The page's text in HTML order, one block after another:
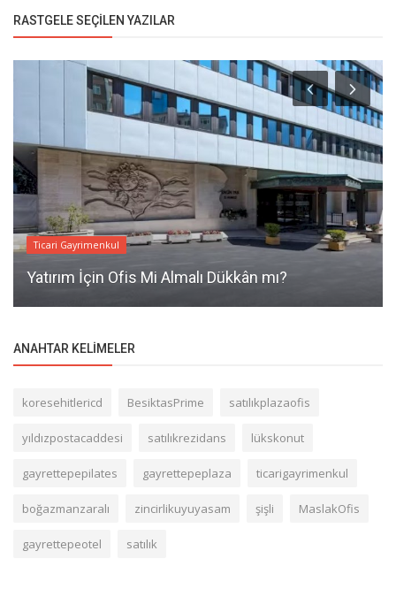
RASTGELE SEÇILEN YAZILAR
Ticari Gayrimenkul
Yatırım İçin Ofis Mi Almalı Dükkân mı?
ANAHTAR KELIMELER
koresehitlericd BesiktasPrime satılıkplazaofis
yıldızpostacaddesi satılıkrezidans lükskonut
gayrettepepilates gayrettepeplaza ticarigayrimenkul
boğazmanzaralı zincirlikuyuyasam şişli MaslakOfis
gayrettepeotel satılık